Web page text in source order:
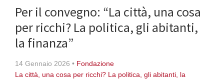
Per il convegno: “La città, una cosa
per ricchi? La politica, gli abitanti,
la finanza”
14 Gennaio 2026 • Fondazione
La città, una cosa per ricchi? La politica, gli abitanti, la